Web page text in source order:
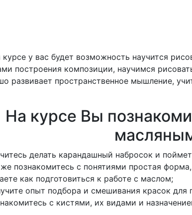
курсе у вас будет возможность научится
построения композиции, научимся
развивает пространственное мышление,
На курсе Вы
делать карандашный набросок и
познакомитесь с понятиями простая
как подготовиться к работе с маслом;
опыт подбора и смешивания красок для
с кистями, их видами и